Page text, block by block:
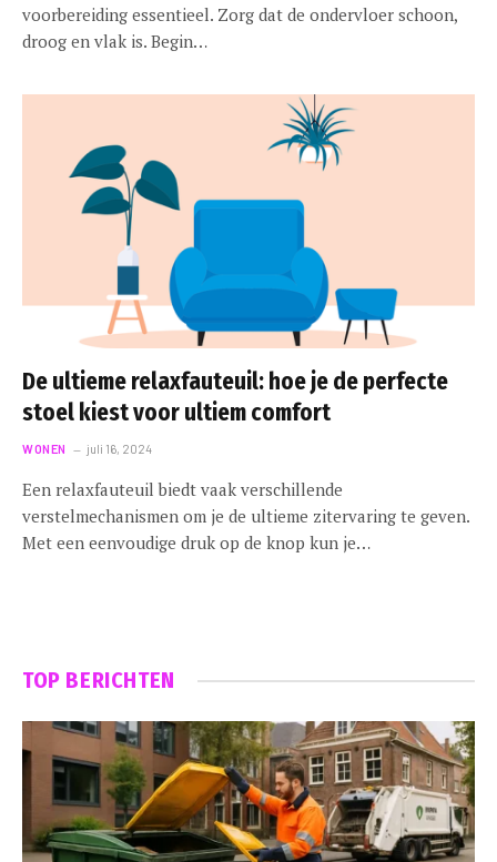
voorbereiding essentieel. Zorg dat de ondervloer schoon,
droog en vlak is. Begin…
De ultieme relaxfauteuil: hoe je de perfecte
stoel kiest voor ultiem comfort
WONEN juli 16, 2024
Een relaxfauteuil biedt vaak verschillende
verstelmechanismen om je de ultieme zitervaring te geven.
Met een eenvoudige druk op de knop kun je…
TOP BERICHTEN